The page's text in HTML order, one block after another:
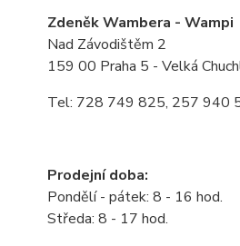
Zdeněk Wambera - Wampi
Nad Závodištěm 2
159 00 Praha 5 - Velká
Tel: 728 749 825, 257 940
Prodejní doba:
Pondělí - pátek: 8 - 16 hod.
Středa: 8 - 17 hod.